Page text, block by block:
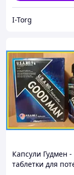
I-Torg
Капсули Гудмен -
таблетки для